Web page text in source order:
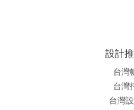
設計
台灣
台灣
台灣